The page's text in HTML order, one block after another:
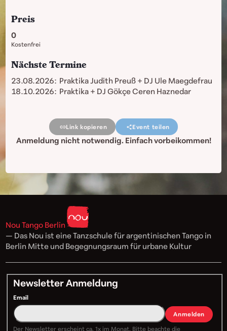
Preis
Kostenfrei
0
Nächste Termine
23.08.2026: Praktika Judith Preuß + DJ Ule Maegdefrau
18.10.2026: Praktika + DJ Gökçe Ceren Haznedar
Link kopieren Event teilen
Anmeldung nicht notwendig. Einfach vorbeikommen!
Nou Tango Berlin
— Das Nou ist eine Tanzschule für argentinischen Tango in
Berlin Mitte und Begegnungsraum für urbane Kultur
Newsletter Anmeldung
Email
Anmelden
Der Newsletter erscheint ca. 1x im Monat. Bitte beachte die